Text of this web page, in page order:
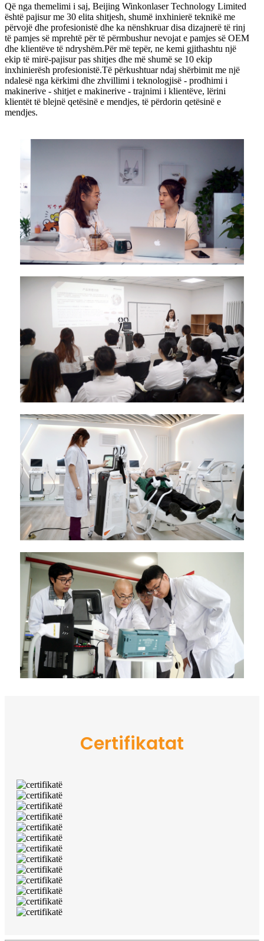
Që nga themelimi i saj, Beijing Winkonlaser Technology Limited
është pajisur me 30 elita shitjesh, shumë inxhinierë teknikë me
përvojë dhe profesionistë dhe ka nënshkruar disa dizajnerë të rinj
të pamjes së mprehtë për të përmbushur nevojat e pamjes së OEM
dhe klientëve të ndryshëm.Për më tepër, ne kemi gjithashtu një
ekip të mirë-pajisur pas shitjes dhe më shumë se 10 ekip
inxhinierësh profesionistë.Të përkushtuar ndaj shërbimit me një
ndalesë nga kërkimi dhe zhvillimi i teknologjisë - prodhimi i
makinerive - shitjet e makinerive - trajnimi i klientëve, lërini
klientët të blejnë qetësinë e mendjes, të përdorin qetësinë e
mendjes.
Certifikatat